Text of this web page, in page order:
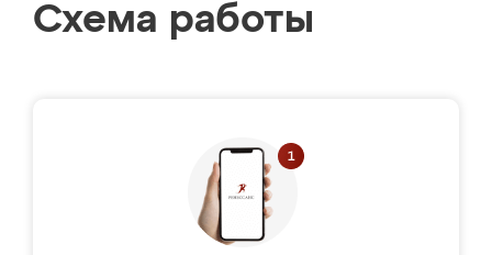
Схема работы